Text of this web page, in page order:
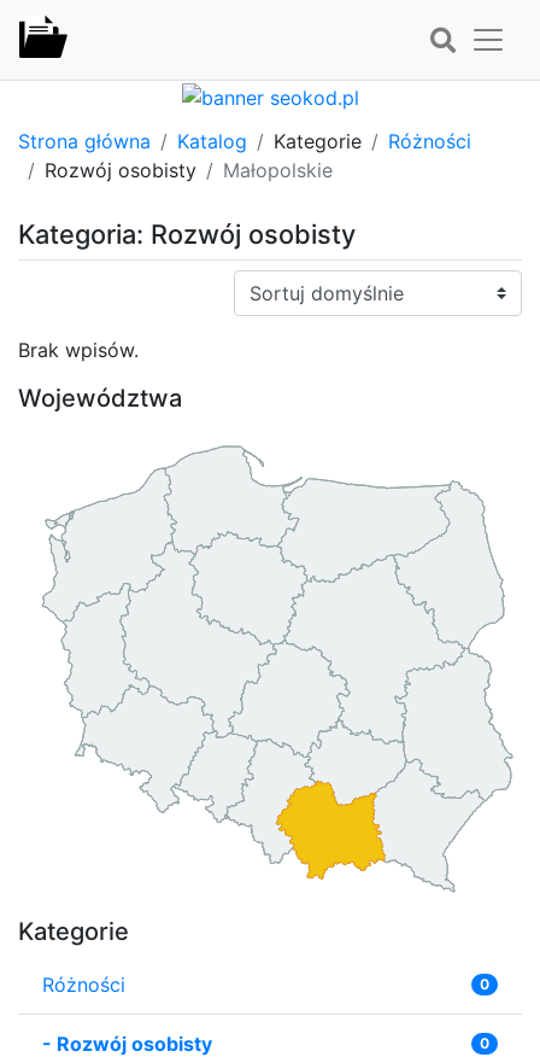
Strona główna Katalog Kategorie
Różności
Rozwój osobisty
Małopolskie
Kategoria: Rozwój osobisty
Sortuj:
Brak wpisów.
Województwa
Kategorie
Różności 0
- Rozwój osobisty 0